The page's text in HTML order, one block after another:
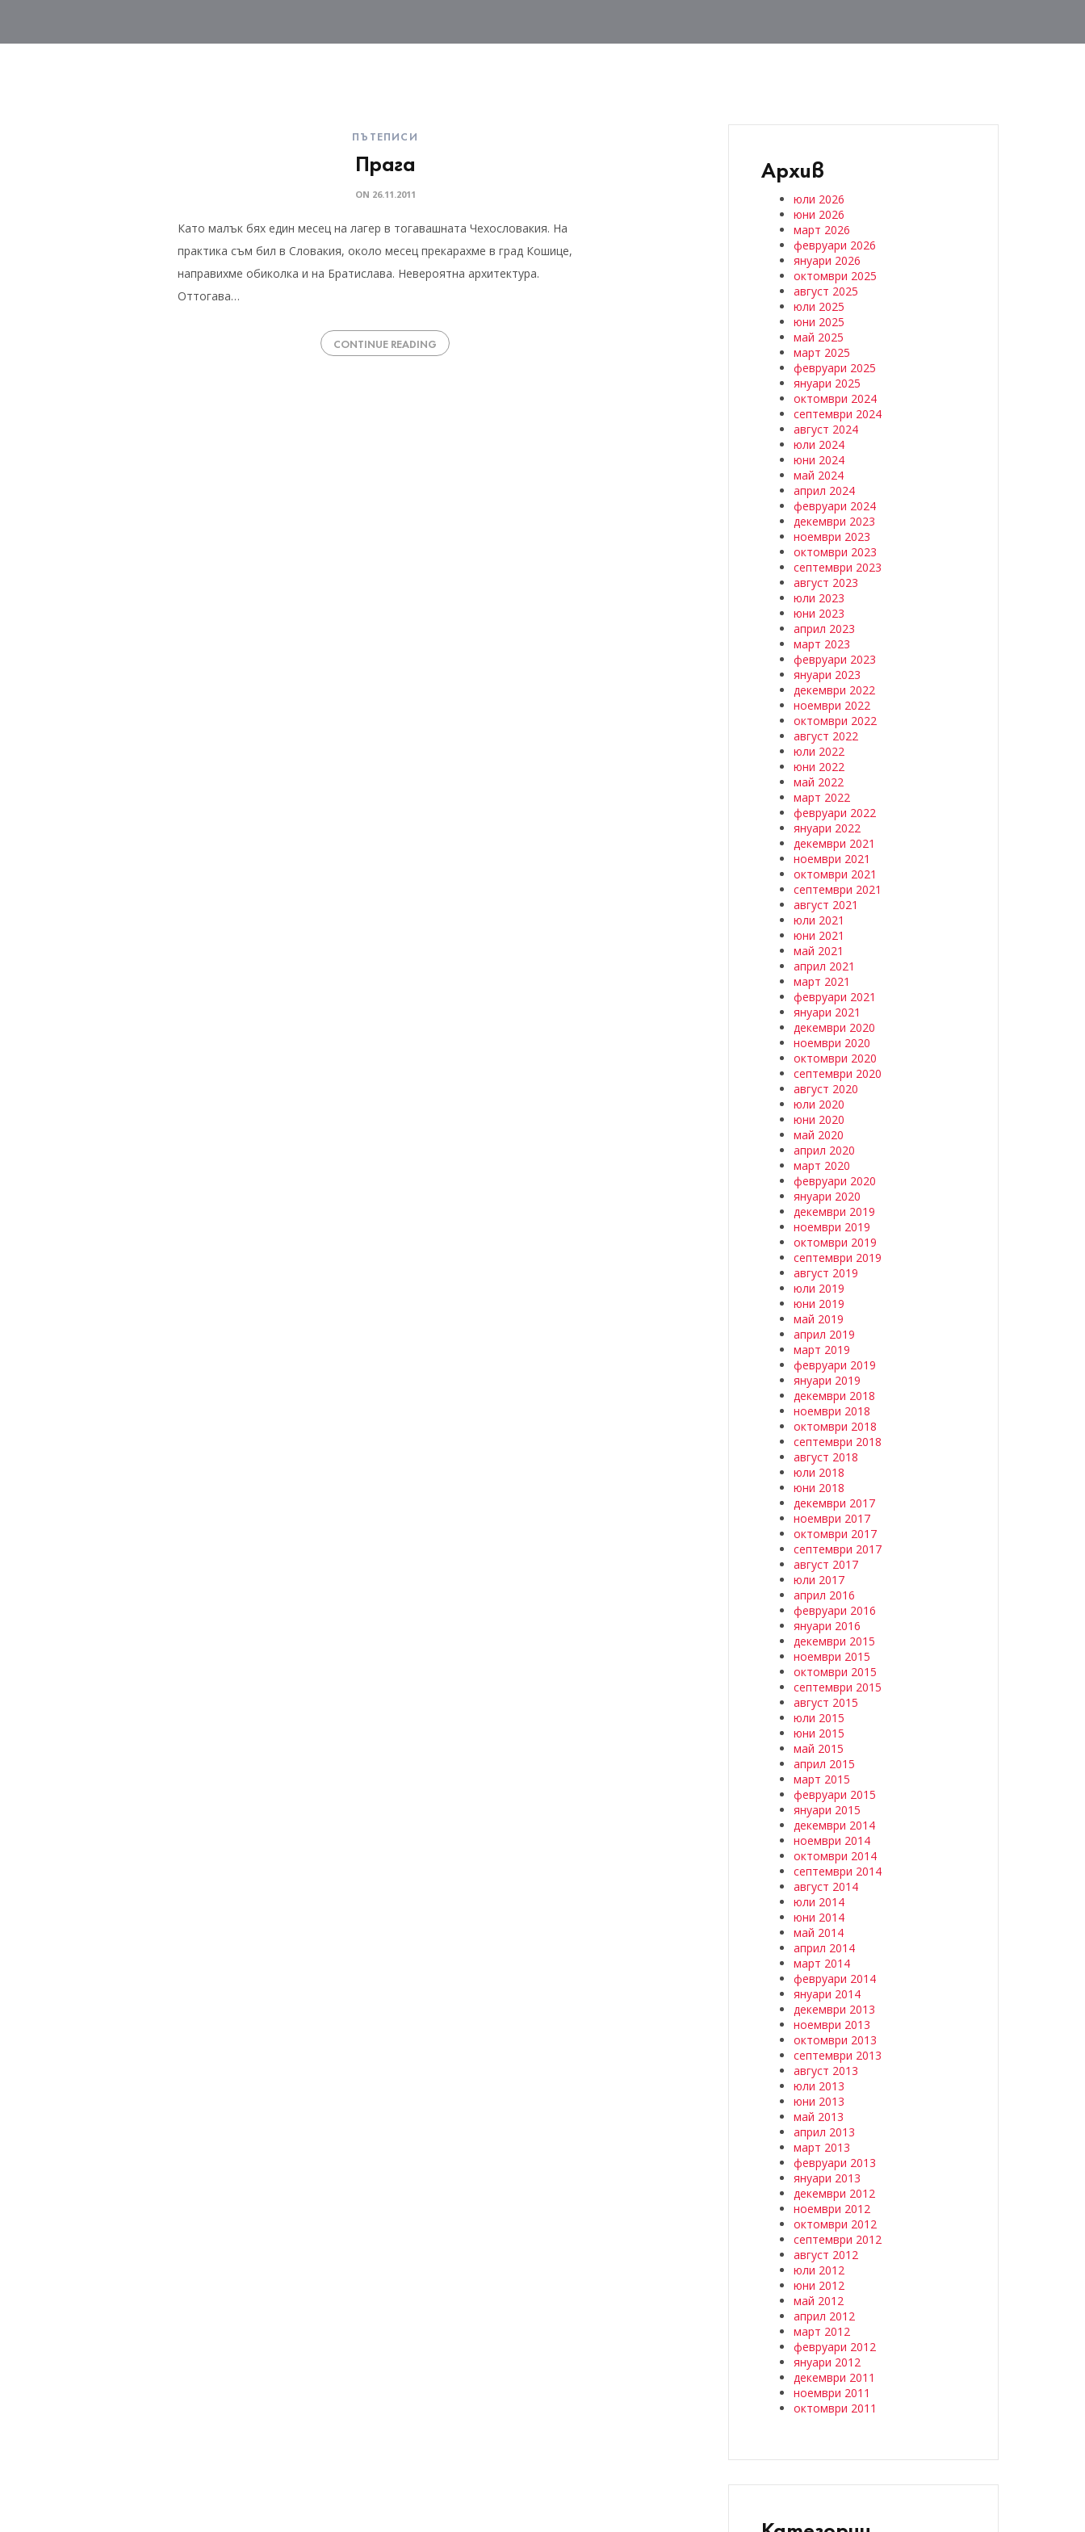
ПЪТЕПИСИ
Прага
ON 26.11.2011
Като малък бях един месец на лагер в тогавашната Чехословакия. На
практика съм бил в Словакия, около месец прекарахме в град Кошице,
направихме обиколка и на Братислава. Невероятна архитектура.
Оттогава…
CONTINUE READING
Архив
юли 2026
юни 2026
март 2026
февруари 2026
януари 2026
октомври 2025
август 2025
юли 2025
юни 2025
май 2025
март 2025
февруари 2025
януари 2025
октомври 2024
септември 2024
август 2024
юли 2024
юни 2024
май 2024
април 2024
февруари 2024
декември 2023
ноември 2023
октомври 2023
септември 2023
август 2023
юли 2023
юни 2023
април 2023
март 2023
февруари 2023
януари 2023
декември 2022
ноември 2022
октомври 2022
август 2022
юли 2022
юни 2022
май 2022
март 2022
февруари 2022
януари 2022
декември 2021
ноември 2021
октомври 2021
септември 2021
август 2021
юли 2021
юни 2021
май 2021
април 2021
март 2021
февруари 2021
януари 2021
декември 2020
ноември 2020
октомври 2020
септември 2020
август 2020
юли 2020
юни 2020
май 2020
април 2020
март 2020
февруари 2020
януари 2020
декември 2019
ноември 2019
октомври 2019
септември 2019
август 2019
юли 2019
юни 2019
май 2019
април 2019
март 2019
февруари 2019
януари 2019
декември 2018
ноември 2018
октомври 2018
септември 2018
август 2018
юли 2018
юни 2018
декември 2017
ноември 2017
октомври 2017
септември 2017
август 2017
юли 2017
април 2016
февруари 2016
януари 2016
декември 2015
ноември 2015
октомври 2015
септември 2015
август 2015
юли 2015
юни 2015
май 2015
април 2015
март 2015
февруари 2015
януари 2015
декември 2014
ноември 2014
октомври 2014
септември 2014
август 2014
юли 2014
юни 2014
май 2014
април 2014
март 2014
февруари 2014
януари 2014
декември 2013
ноември 2013
октомври 2013
септември 2013
август 2013
юли 2013
юни 2013
май 2013
април 2013
март 2013
февруари 2013
януари 2013
декември 2012
ноември 2012
октомври 2012
септември 2012
август 2012
юли 2012
юни 2012
май 2012
април 2012
март 2012
февруари 2012
януари 2012
декември 2011
ноември 2011
октомври 2011